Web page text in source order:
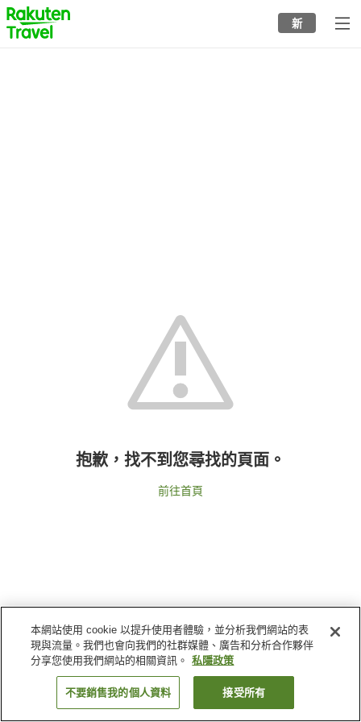
to
top
page
新
抱歉，找不到您尋找的頁面。
前往首頁
本網站使用 cookie 以提升使用者體驗，並分析我們網站的表
現與流量。我們也會向我們的社群媒體、廣告和分析合作夥伴
分享您使用我們網站的相關資訊。
私隱政策
不要銷售我的個人資料 接受所有